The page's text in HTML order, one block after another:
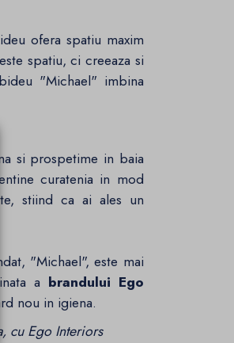
ofera spatiu maxim
spatiu, ci creeaza si
"Michael" imbina
si prospetime in baia
curatenia in mod
stiind ca ai ales un
"Michael", este mai
a brandului Ego
nou in igiena.
cu Ego Interiors